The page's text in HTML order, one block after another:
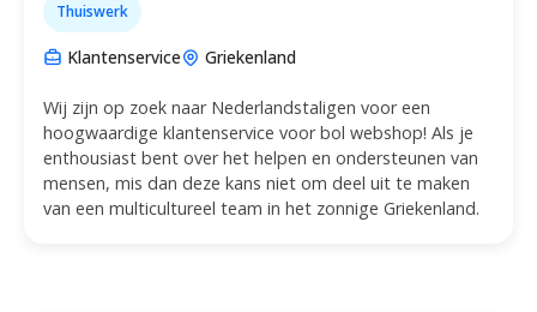
Thuiswerk
Klantenservice Griekenland
Wij zijn op zoek naar Nederlandstaligen voor een
hoogwaardige klantenservice voor bol webshop! Als je
enthousiast bent over het helpen en ondersteunen van
mensen, mis dan deze kans niet om deel uit te maken
van een multicultureel team in het zonnige Griekenland.